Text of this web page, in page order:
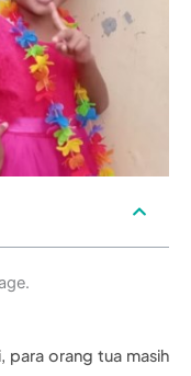
para orang tua masih